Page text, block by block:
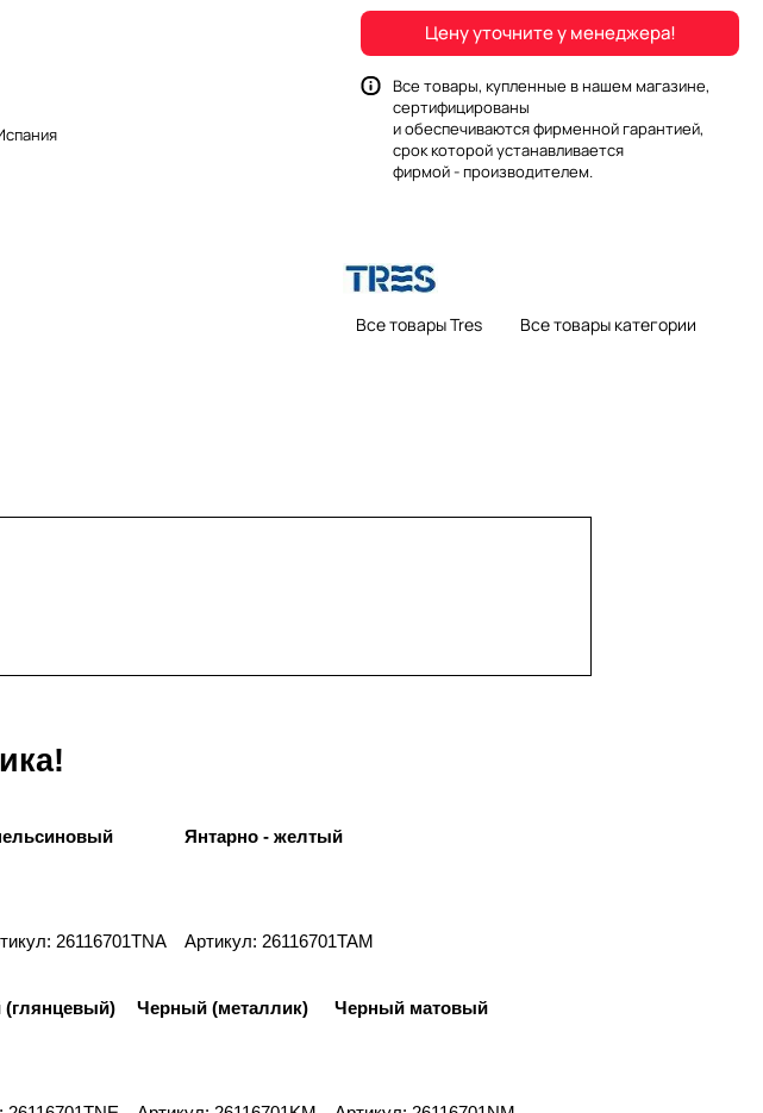
Цену уточните у менеджера!
Все товары, купленные в нашем магазине,
сертифицированы
и обеспечиваются фирменной гарантией,
срок которой устанавливается
фирмой - производителем.
Все товары Tres Все товары категории
26116701TNA
Янтарно - желтый
Артикул: 26116701TAM
Черный (металлик) Черный матовый